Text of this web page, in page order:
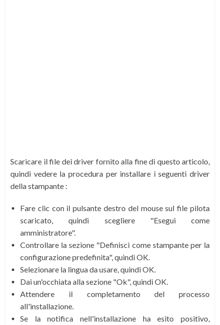
Scaricare il file dei driver fornito alla fine di questo articolo,
quindi vedere la procedura per installare i seguenti driver
della stampante :
Fare clic con il pulsante destro del mouse sul file pilota
scaricato, quindi scegliere "Esegui come
amministratore".
Controllare la sezione "Definisci come stampante per la
configurazione predefinita", quindi OK.
Selezionare la lingua da usare, quindi OK.
Dai un'occhiata alla sezione "Ok", quindi OK.
Attendere il completamento del processo
all'installazione.
Se la notifica nell'installazione ha esito positivo,